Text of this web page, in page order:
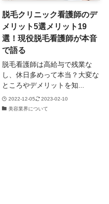
脱毛クリニック看護師のデ
メリット5選メリット19
選！現役脱毛看護師が本音
で語る
脱毛看護師は高給与で残業な
し、休日多めって本当？大変な
ところやデメリットを知...
2022-12-05
2023-02-10
美容業界について